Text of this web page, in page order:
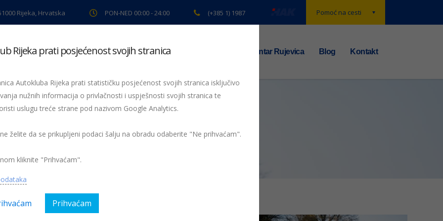
Pomoć na cesti
Rijeka, Hrvatska PON-NED 00:00 - 24:00 (+385 1) 1987
pregled Pomoć na cesti Servis Preventiva TS centar Rujevica Blog Kontakt
Ekipna pobjeda Autokluba Rijeka za otvaranje nove rally sezone
Rijeka prati posjećenost svojih stranica
Autokluba Rijeka prati statističku posjećenost svojih stranica isključivo
nužnih informacija o privlačnosti i uspješnosti svojih stranica te
uslugu treće strane pod nazivom Google Analytics.
želite da se prikupljeni podaci šalju na obradu odaberite "Ne prihvaćam".
kliknite "Prihvaćam".
Prihvaćam